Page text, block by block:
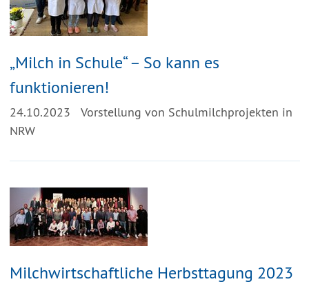
„Milch in Schule“ – So kann es
funktionieren!
24.10.2023
Vorstellung von Schulmilchprojekten in
NRW
Milchwirtschaftliche Herbsttagung 2023